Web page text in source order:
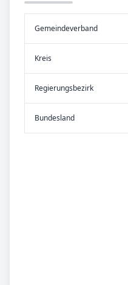
Gemeinde­verband
Kreis
Re­gier­ungs­bezirk
Bundes­land